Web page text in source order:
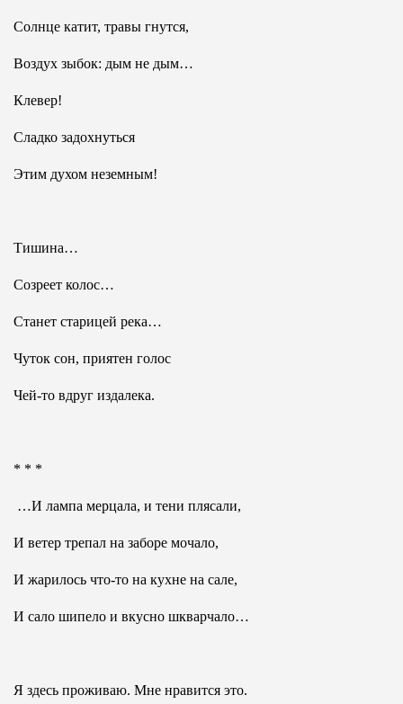
Солнце катит, травы гнутся,
Воздух зыбок: дым не дым…
Клевер!
Сладко задохнуться
Этим духом неземным!
Тишина…
Созреет колос…
Станет старицей река…
Чуток сон, приятен голос
Чей-то вдруг издалека.
* * *
…И лампа мерцала, и тени плясали,
И ветер трепал на заборе мочало,
И жарилось что-то на кухне на сале,
И сало шипело и вкусно шкварчало…
Я здесь проживаю. Мне нравится это.